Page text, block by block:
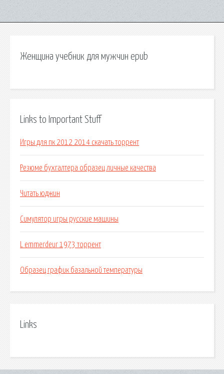
Женщина учебник для мужчин epub
Links to Important Stuff
Игры для пк 2012 2014 скачать торрент
Резюме бухгалтера образец личные качества
Читать юджин
Симулятор игры русские машины
L emmerdeur 1973 торрент
Образец график базальной температуры
Links